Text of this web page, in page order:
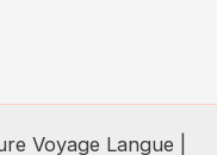
Voyage Langue |